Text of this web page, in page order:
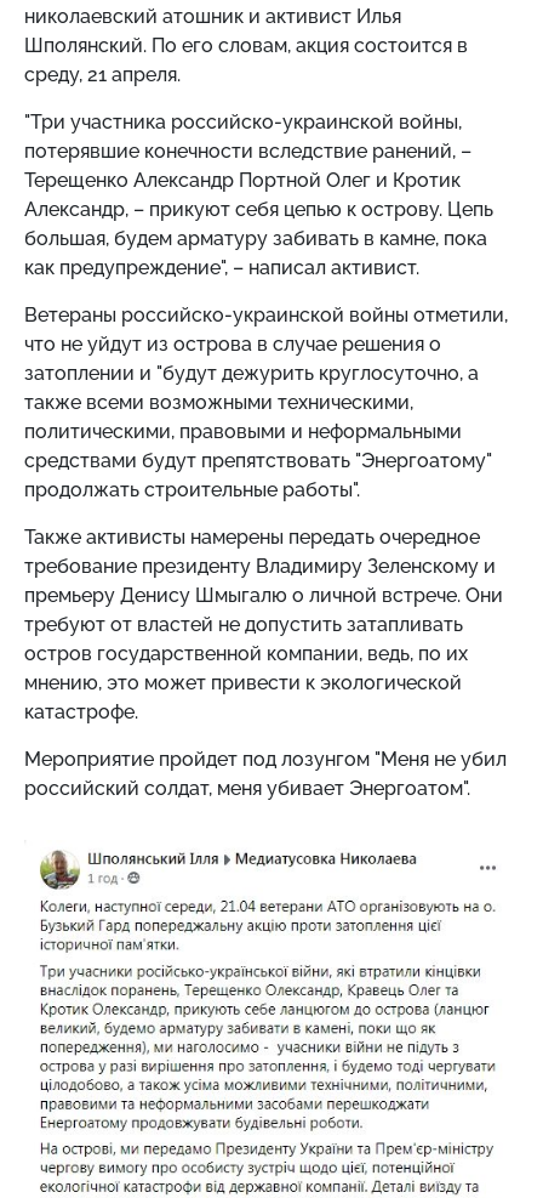
николаевский атошник и активист Илья
Шполянский. По его словам, акция состоится в
среду, 21 апреля.
"Три участника российско-украинской войны,
потерявшие конечности вследствие ранений, –
Терещенко Александр Портной Олег и Кротик
Александр, – прикуют себя цепью к острову. Цепь
большая, будем арматуру забивать в камне, пока
как предупреждение", – написал активист.
Ветераны российско-украинской войны отметили,
что не уйдут из острова в случае решения о
затоплении и "будут дежурить круглосуточно, а
также всеми возможными техническими,
политическими, правовыми и неформальными
средствами будут препятствовать "Энергоатому"
продолжать строительные работы".
Также активисты намерены передать очередное
требование президенту Владимиру Зеленскому и
премьеру Денису Шмыгалю о личной встрече. Они
требуют от властей не допустить затапливать
остров государственной компании, ведь, по их
мнению, это может привести к экологической
катастрофе.
Мероприятие пройдет под лозунгом "Меня не убил
российский солдат, меня убивает Энергоатом".